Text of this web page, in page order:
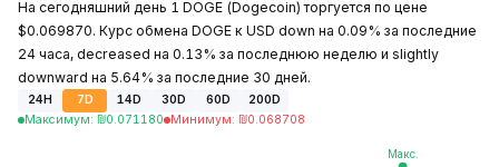
На сегодняшний день 1 DOGE (Dogecoin) торгуется по цене
$0.069870. Курс обмена DOGE к USD down на 0.09% за последние
24 часа, decreased на 0.13% за последнюю неделю и slightly
downward на 5.64% за последние 30 дней.
24H 7D 14D 30D 60D
200D
Максимум: ₪0.071180 Минимум: ₪0.068708